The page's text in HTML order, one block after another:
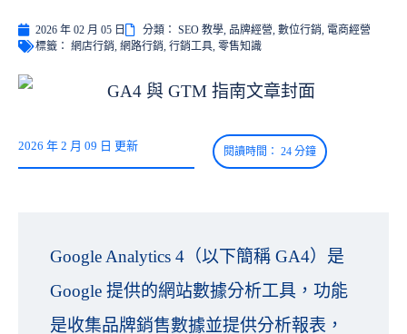
2026 年 02 月 05 日 分類： SEO 教學, 品牌經營, 數位行銷, 電商經營
標籤： 網店行銷, 網路行銷, 行銷工具, 零售知識
2026 年 2 月 09 日 更新
Google Analytics 4（以下簡稱 GA4）是
Google 提供的網站數據分析工具，功能
是收集品牌銷售數據並提供分析報表，